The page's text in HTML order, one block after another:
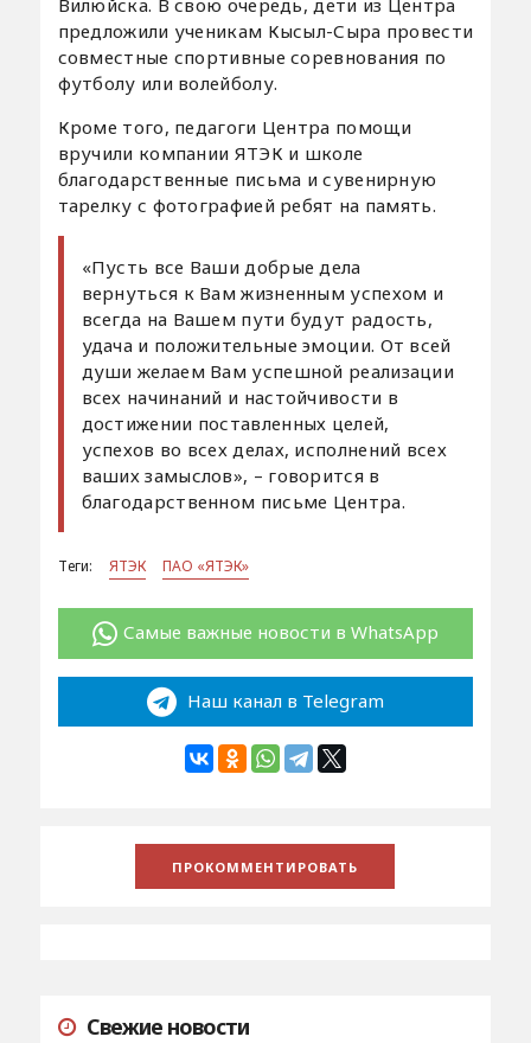
Вилюйска. В свою очередь, дети из Центра
предложили ученикам Кысыл-Сыра провести
совместные спортивные соревнования по
футболу или волейболу.
Кроме того, педагоги Центра помощи
вручили компании ЯТЭК и школе
благодарственные письма и сувенирную
тарелку с фотографией ребят на память.
«Пусть все Ваши добрые дела
вернуться к Вам жизненным успехом и
всегда на Вашем пути будут радость,
удача и положительные эмоции. От всей
души желаем Вам успешной реализации
всех начинаний и настойчивости в
достижении поставленных целей,
успехов во всех делах, исполнений всех
ваших замыслов», – говорится в
благодарственном письме Центра.
Теги: ЯТЭК ПАО «ЯТЭК»
Самые важные новости в WhatsApp
Наш канал в Telegram
Свежие новости